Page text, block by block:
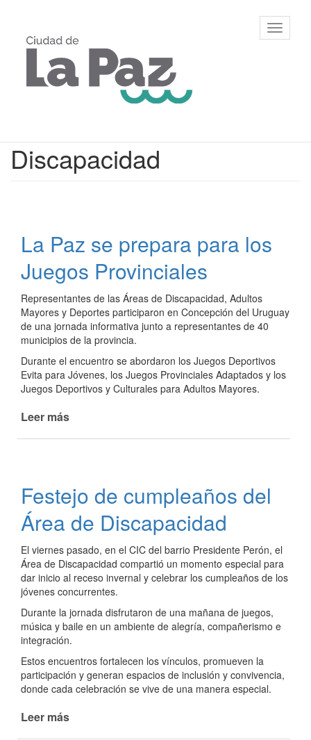
contenido
principalde La Paz,
Entre Ríos
barra
Contenido
Discapacidad
La Paz se prepara para los
Juegos Provinciales
Representantes de las Áreas de Discapacidad, Adultos
Mayores y Deportes participaron en Concepción del Uruguay
de una jornada informativa junto a representantes de 40
municipios de la provincia.
Durante el encuentro se abordaron los Juegos Deportivos
Evita para Jóvenes, los Juegos Provinciales Adaptados y los
Juegos Deportivos y Culturales para Adultos Mayores.
Leer más
para
los
Juegos
Festejo de cumpleaños del
Área de Discapacidad
El viernes pasado, en el CIC del barrio Presidente Perón, el
Área de Discapacidad compartió un momento especial para
dar inicio al receso invernal y celebrar los cumpleaños de los
jóvenes concurrentes.
Durante la jornada disfrutaron de una mañana de juegos,
música y baile en un ambiente de alegría, compañerismo e
integración.
Estos encuentros fortalecen los vínculos, promueven la
participación y generan espacios de inclusión y convivencia,
donde cada celebración se vive de una manera especial.
Leer más